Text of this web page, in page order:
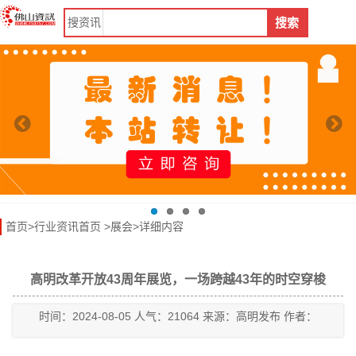
搜资讯 搜索
首页>行业资讯首页 >展会>详细内容
高明改革开放43周年展览，一场跨越43年的时空穿梭
时间：2024-08-05 人气：21064 来源：高明发布 作者：